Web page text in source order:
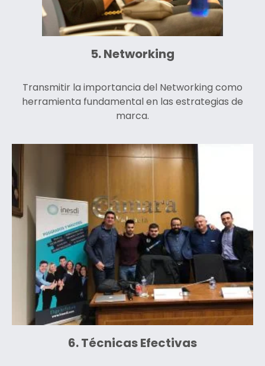
5. Networking
Transmitir la importancia del Networking como
herramienta fundamental en las estrategias de
marca.
6. Técnicas Efectivas